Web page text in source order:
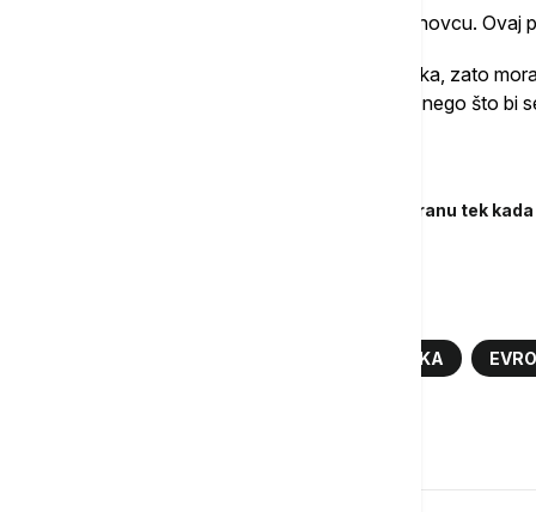
Ipak, Cicikostas je naglasio da "nije sve u novcu. Ovaj
"Geopolitička situacija u svetu sada nije laka, zato
više i da rezultate donosimo mnogo ranije nego što bi
Kalas: Ako počnemo da ulažemo u odbranu tek
VOJSKA